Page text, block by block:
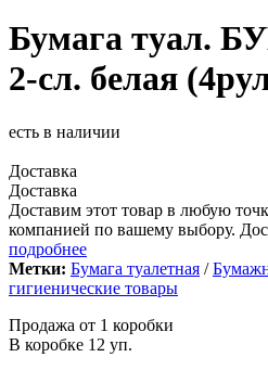
Бумага туал.
2-сл. белая
есть в наличии
Доставка
Доставка
Доставим этот товар в любую
компанией по вашему выбору.
подробнее
Метки: Бумага туалетная /
гигиенические товары
Продажа от 1 коробки
В коробке 12 уп.